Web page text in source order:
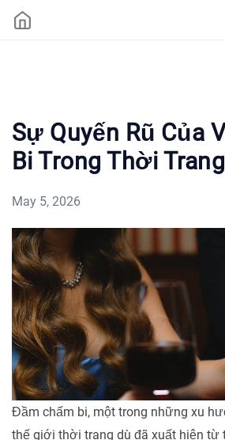
Sự Quyến Rũ Của
Bi Trong Thời Trang
May 5, 2026
Đầm chấm bi, một trong những xu
thế giới thời trang dù đã xuất hiện từ